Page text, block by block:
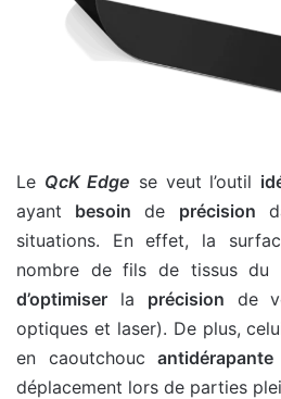
Le QcK Edge se veut l’outil
ayant besoin de précision
situations. En effet, la
nombre de fils de tissus du
d’optimiser la précision de
optiques et laser). De plus,
en caoutchoucantidérapante
déplacement lors de parties